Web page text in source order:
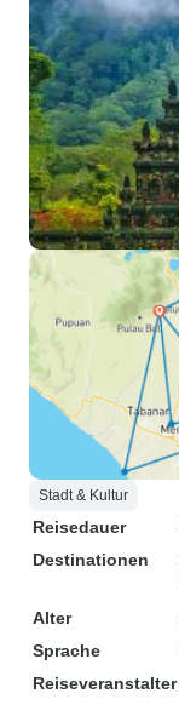
Stadt & Kultur
Reisedauer
Destinationen
Alter
Sprache
Reiseveranstalter